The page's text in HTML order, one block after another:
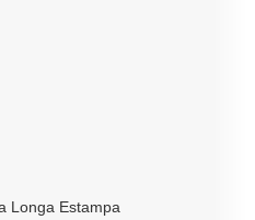
Longa Estampa